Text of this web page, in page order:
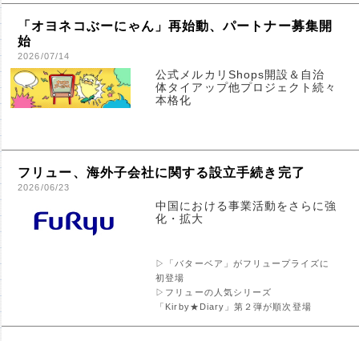
「オヨネコぶーにゃん」再始動、パートナー募集開
始
2026/07/14
公式メルカリShops開設＆自治
体タイアップ他プロジェクト続々
本格化
フリュー、海外子会社に関する設立手続き完了
2026/06/23
中国における事業活動をさらに強
化・拡大
▷「バターベア」がフリュープライズに
初登場
▷フリューの人気シリーズ
「Kirby★Diary」第２弾が順次登場